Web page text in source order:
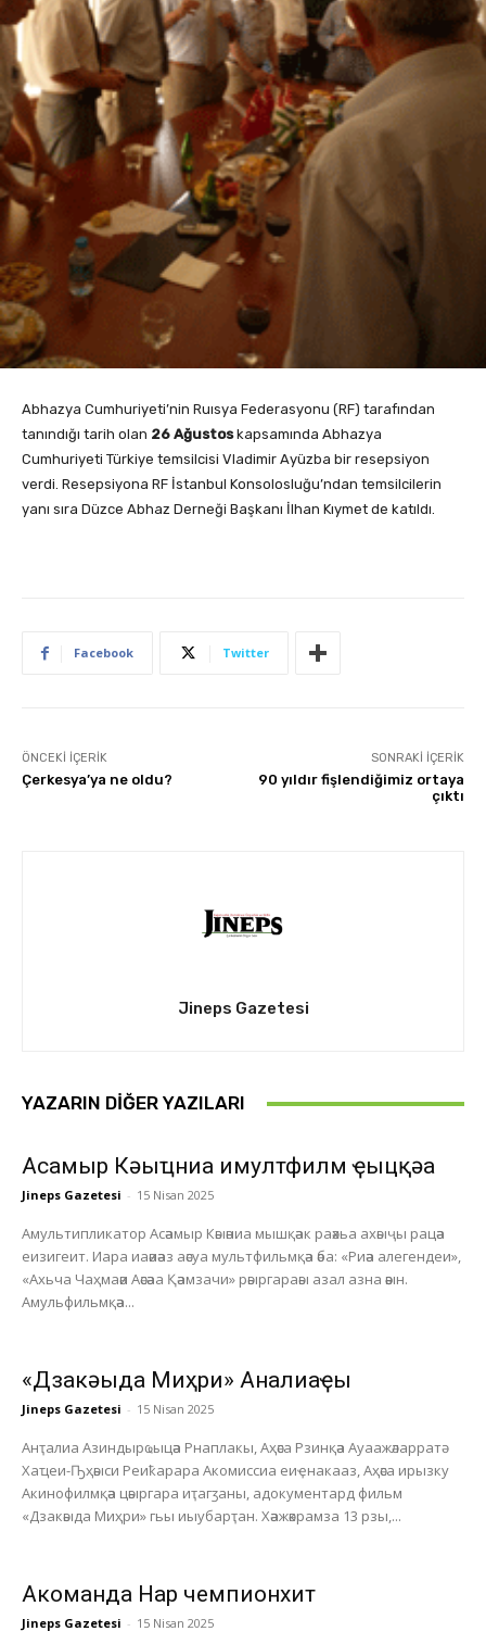
Abhazya Cumhuriyeti’nin Ruısya Federasyonu (RF) tarafından
tanındığı tarih olan 26 Ağustoskapsamında Abhazya
Cumhuriyeti Türkiye temsilcisi Vladimir Ayüzba bir resepsiyon
verdi. Resepsiyona RF İstanbul Konsolosluğu’ndan temsilcilerin
yanı sıra Düzce Abhaz Derneği Başkanı İlhan Kıymet de katıldı.
Facebook Twitter
ÖNCEKI İÇERIK
Çerkesya’ya ne oldu?
SONRAKI İÇERIK
90 yıldır fişlendiğimiz ortaya
çıktı
Jineps Gazetesi
YAZARIN DIĞER YAZILARI
Асҭамыр Кәыҵниа имултфилм ҿыцқәа
Jineps Gazetesi - 15 Nisan 2025
Амультипликатор Асәамыр Кәыәниа мышқәак раәхьа ахәыҷы рацәа
еизигеит. Иара иаәиәаз аәсуа мультфильмқәа әба: «Риәа алегендеи»,
«Ахьча Чаҳмаәи Аәсәаа Қәамзачи» рәыргараәы азал азна әәын.
Амульфильмқәа...
«Дзакәыда Миҳри» Анҭалиаҿы
Jineps Gazetesi - 15 Nisan 2025
Анҭалиа Азиндырҩыцәа Рнаплакы, Аҳәса Рзинқәа Ауаажәларратә
Хаҵеи-Ҧҳәыси Реиҟарара Акомиссиа еиҿнакааз, Аҳәса ирызку
Акинофилмқәа цәыргара иҭагӡаны, адокументард фильм
«Дзакәыда Миҳри» гьы иыубарҭан. Хәажәкрамза 13 рзы,...
Акоманда Нарҭ чемпионхит
Jineps Gazetesi - 15 Nisan 2025